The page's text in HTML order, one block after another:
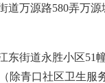
道万源路580弄万
东街道永胜小区51
除青口社区卫生